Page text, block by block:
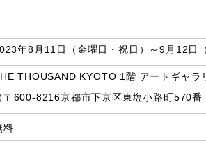
年8月11日（金曜日・祝日）～9月12日
THOUSAND KYOTO 1階 アートギャラ
〒600-8216京都市下京区東塩小路町570番
料